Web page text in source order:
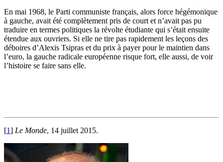
En mai 1968, le Parti communiste français, alors force hégémonique
à gauche, avait été complètement pris de court et n’avait pas pu
traduire en termes politiques la révolte étudiante qui s’était ensuite
étendue aux ouvriers. Si elle ne tire pas rapidement les leçons des
déboires d’Alexis Tsipras et du prix à payer pour le maintien dans
l’euro, la gauche radicale européenne risque fort, elle aussi, de voir
l’histoire se faire sans elle.
[1] Le Monde, 14 juillet 2015.